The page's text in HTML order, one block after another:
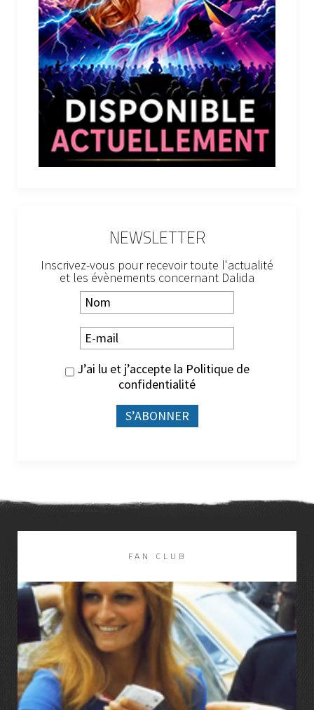
NEWSLETTER
Inscrivez-vous pour recevoir toute l'actualité
et les évènements concernant Dalida
J’ai lu et j’accepte la Politique de
confidentialité
FAN CLUB
LIRE LA SUITE